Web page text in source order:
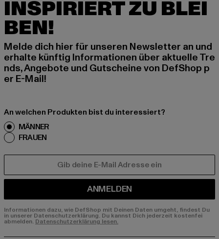
INSPIRIERT ZU BLEI
BEN!
Melde dich hier für unseren Newsletter an und
erhalte künftig Informationen über aktuelle Tre
nds, Angebote und Gutscheine von DefShop p
er E-Mail!
An welchen Produkten bist du interessiert?
MÄNNER
FRAUEN
ANMELDEN
Informationen dazu, wie DefShop mit Deinen Daten umgeht, findest Du
in unserer Datenschutzerklärung. Du kannst Dich jederzeit kostenfei
abmelden. Datenschutzerklärung lesen.